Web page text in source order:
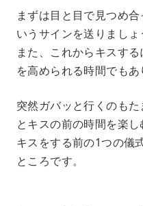
まずは目と目で見つめ
いうサインを送りましょ
また、これからキスす
を高められる時間でもあ
突然ガバッと行くのも
とキスの前の時間を楽し
キスをする前の1つの儀
ところです。